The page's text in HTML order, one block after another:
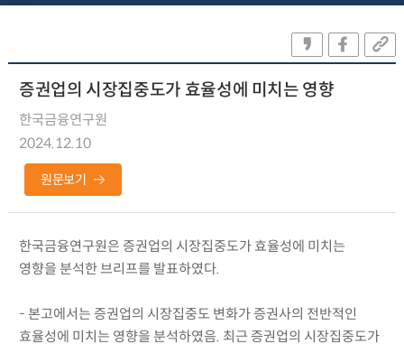
증권업의 시장집중도가 효율성에 미치는 영향
한국금융연구원
2024.12.10
원문보기
한국금융연구원은 증권업의 시장집중도가 효율성에 미치는
영향을 분석한 브리프를 발표하였다.
- 본고에서는 증권업의 시장집중도 변화가 증권사의 전반적인
효율성에 미치는 영향을 분석하였음. 최근 증권업의 시장집중도가